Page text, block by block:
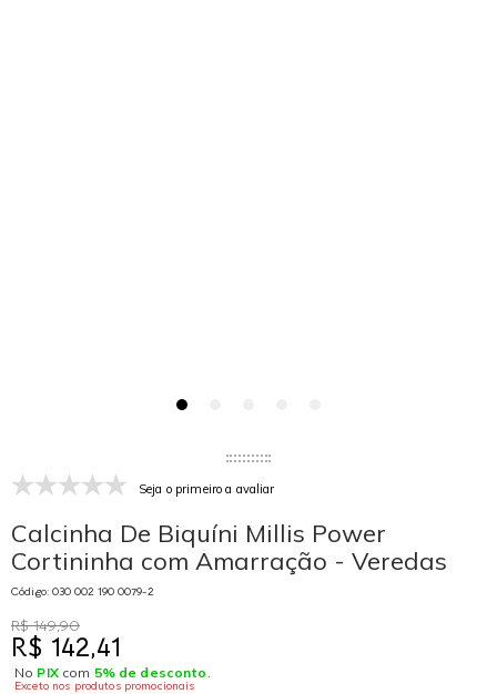
Seja o primeiro a avaliar
Calcinha De Biquíni Millis Power
Cortininha com Amarração - Veredas
Código: 030 002 190 0079-2
R$ 149,90
R$ 142,41
No PIXcom 5% de desconto .
Exceto nos produtos promocionais